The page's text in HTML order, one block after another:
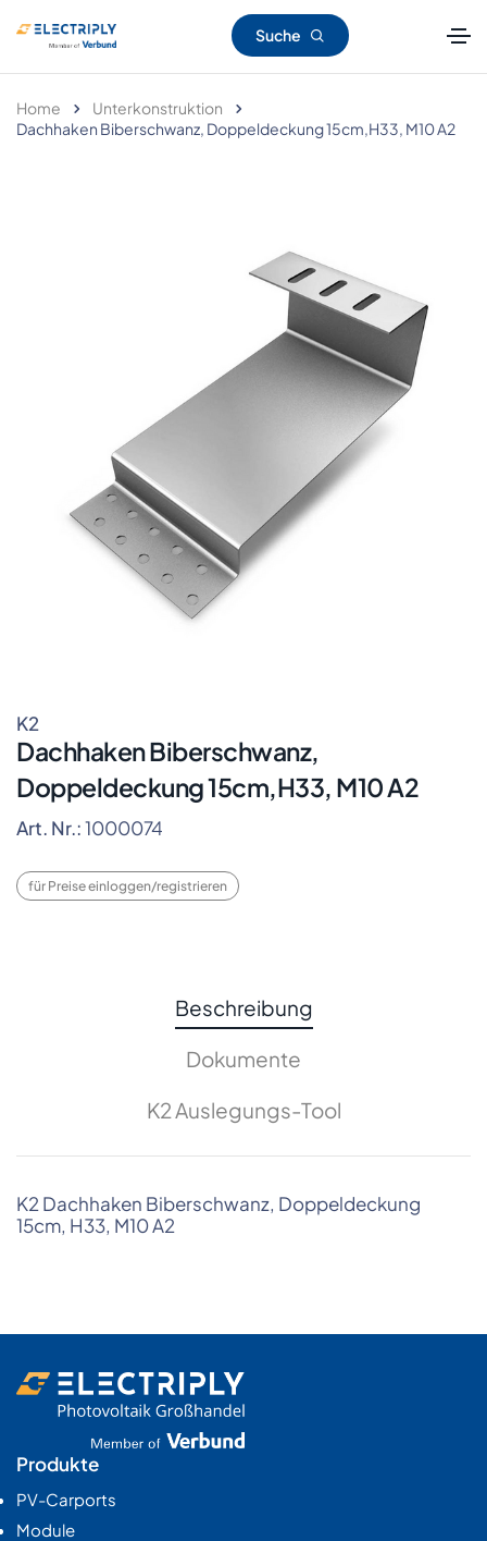
Suche
Home
Unterkonstruktion
Dachhaken Biberschwanz, Doppeldeckung 15cm,H33, M10 A2
K2
Dachhaken Biberschwanz,
Doppeldeckung 15cm,H33, M10 A2
Art. Nr.:1000074
für Preise einloggen/registrieren
Beschreibung
Dokumente
K2 Auslegungs-Tool
K2 Dachhaken Biberschwanz, Doppeldeckung
15cm, H33, M10 A2
Produkte
PV-Carports
Module